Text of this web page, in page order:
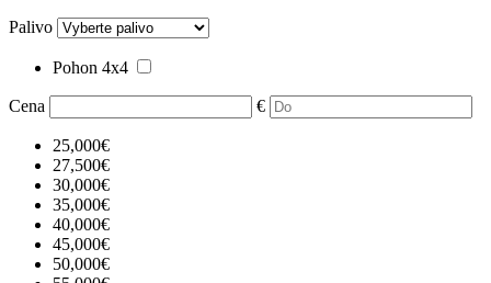
Palivo
Pohon 4x4
Cena €
25,000€
27,500€
30,000€
35,000€
40,000€
45,000€
50,000€